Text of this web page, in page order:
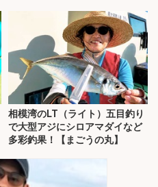
相模湾のLT（ライト）五目釣り
で大型アジにシロアマダイなど
多彩釣果！【まごうの丸】